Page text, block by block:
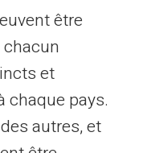
être
et
chaque pays.
autres, et